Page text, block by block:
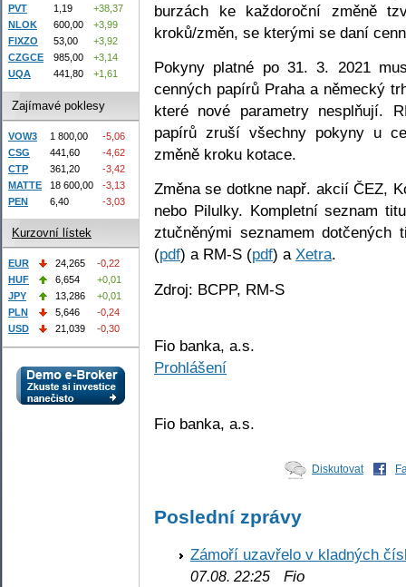
burzách ke každoroční změně
kroků/změn, se kterými se daní
Pokyny platné po 31. 3. 2021
cenných papírů Praha a německý
které nové parametry nesplňují.
papírů zruší všechny pokyny u
změně kroku kotace.
Změna se dotkne např. akcií ČEZ,
nebo Pilulky. Kompletní seznam
ztučněnými seznamem dotčených
(pdf) a RM-S (pdf) a Xetra.
Zdroj: BCPP, RM-S
Fio banka, a.s.
Prohlášení
Fio banka, a.s.
Diskutovat
Poslední zprávy
Zámoří uzavřelo v kladných
07.08. 22:25 Fio
PVT 1,19
+38,37
NLOK
600,00
+3,99
FIXZO
53,00
+3,92
CZGCE
985,00
+3,14
UQA
441,80 +1,61
Zajímavé poklesy
VOW3 1 800,00
-5,06
CSG
441,60
-4,62
CTP
361,20
-3,42
MATTE
18 600,00
-3,13
PEN
6,40 -3,03
Kurzovní lístek
EUR 24,265
-0,22
HUF
6,654
+0,01
JPY
13,286
+0,01
PLN
5,646
-0,24
USD
21,039 -0,30